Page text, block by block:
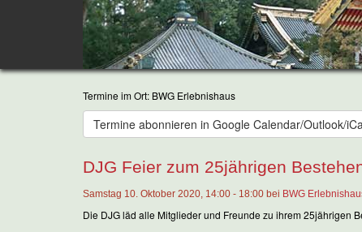
Termine im Ort: BWG Erlebnishaus
Termine abonnieren in Google Calendar/Outlook/
DJG Feier zum 25jährigen
Samstag 10. Oktober 2020, 14:00 - 18:00 bei BWG
Die DJG läd alle Mitglieder und Freunde zu ihrem 25jährigen